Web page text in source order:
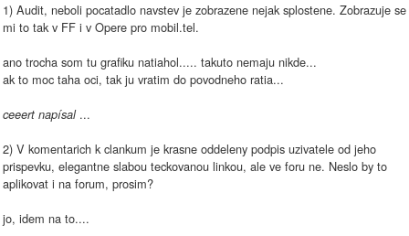
1) Audit, neboli pocatadlo navstev je zobrazene nejak splostene. Zobrazuje se
mi to tak v FF i v Opere pro mobil.tel.
ano trocha som tu grafiku natiahol..... takuto nemaju nikde...
ak to moc taha oci, tak ju vratim do povodneho ratia...
ceeert napísal...
2) V komentarich k clankum je krasne oddeleny podpis uzivatele od jeho
prispevku, elegantne slabou teckovanou linkou, ale ve foru ne. Neslo by to
aplikovat i na forum, prosim?
jo, idem na to....